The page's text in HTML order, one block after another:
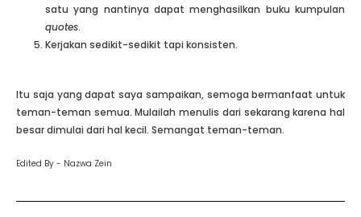
satu yang nantinya dapat menghasilkan buku kumpulan
quotes.
Kerjakan sedikit-sedikit tapi konsisten.
Itu saja yang dapat saya sampaikan, semoga bermanfaat untuk
teman-teman semua. Mulailah menulis dari sekarang karena hal
besar dimulai dari hal kecil. Semangat teman-teman.
Edited By - Nazwa Zein